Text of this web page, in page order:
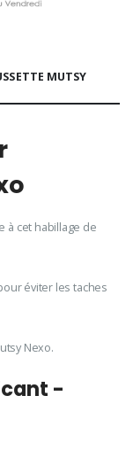
MUTSY
à cet habillage de
éviter les taches
Nexo.
-